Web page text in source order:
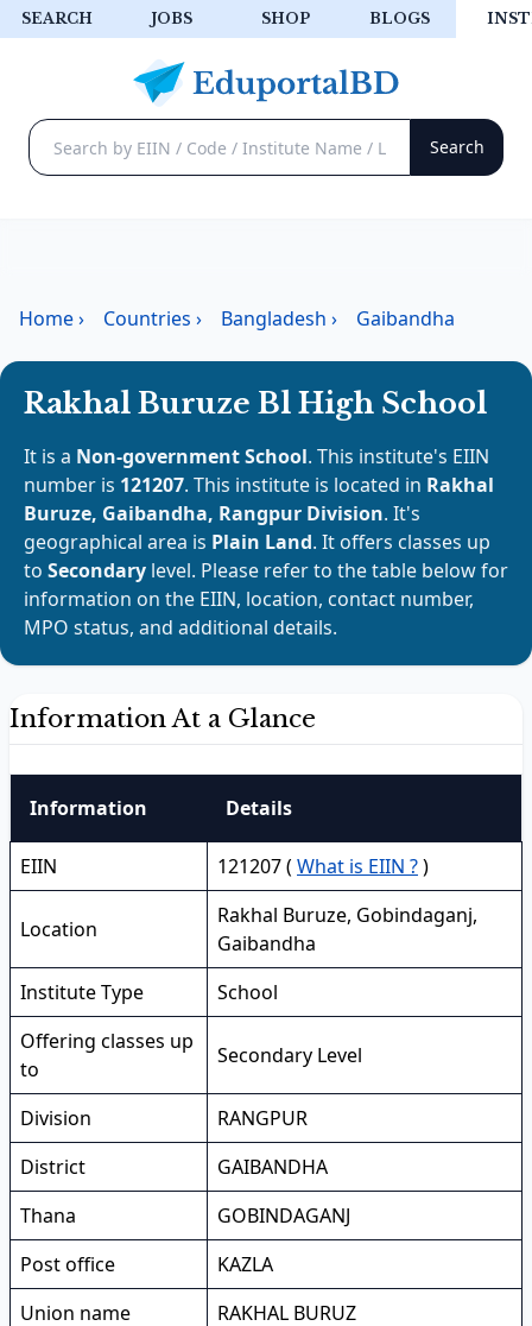
SEARCH JOBS SHOP BLOGS
Home› Countries › Bangladesh › Gaibandha
Rakhal Buruze Bl High School
It is a Non-government School. This institute's EIIN
number is 121207. This institute is located in Rakhal
Buruze, Gaibandha, Rangpur Division. It's
geographical area is Plain Land. It offers classes up
to Secondary level. Please refer to the table below for
information on the EIIN, location, contact number,
MPO status, and additional details.
Information At a Glance
Information Details
EIIN 121207 ( What is EIIN ?)
Location
Rakhal Buruze, Gobindaganj,
Gaibandha
Institute Type
School
Offering classes up
to
Secondary Level
Division
RANGPUR
District
GAIBANDHA
Thana
GOBINDAGANJ
Post office
KAZLA
Union name
RAKHAL BURUZ